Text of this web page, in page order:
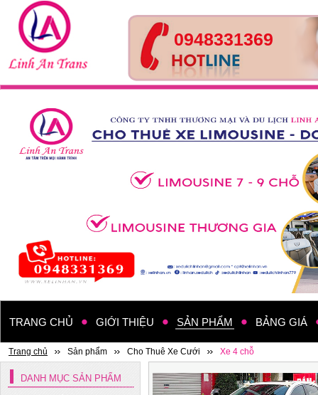
0948331369
TRANG CHỦ GIỚI THIỆU SẢN PHẨM BẢNG GIÁ
Trang chủ Sản phẩm Cho Thuê Xe Cưới Xe 4 chỗ
DANH MỤC SẢN PHẨM